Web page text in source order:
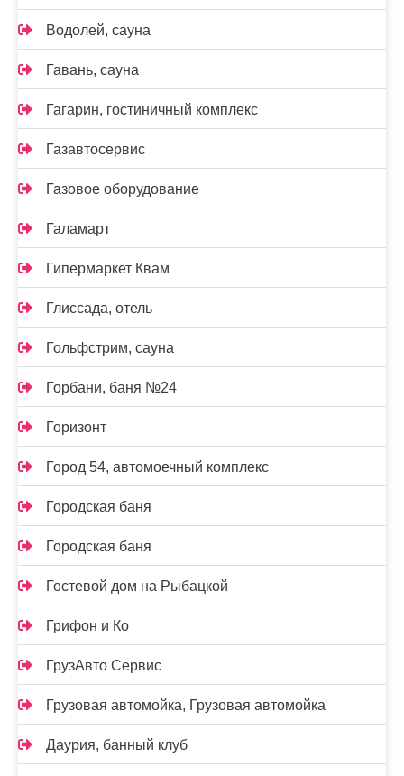
Водолей, сауна
Гавань, сауна
Гагарин, гостиничный комплекс
Газавтосервис
Газовое оборудование
Галамарт
Гипермаркет Квам
Глиссада, отель
Гольфстрим, сауна
Горбани, баня №24
Горизонт
Город 54, автомоечный комплекс
Городская баня
Городская баня
Гостевой дом на Рыбацкой
Грифон и Ко
ГрузАвто Сервис
Грузовая автомойка, Грузовая автомойка
Даурия, банный клуб